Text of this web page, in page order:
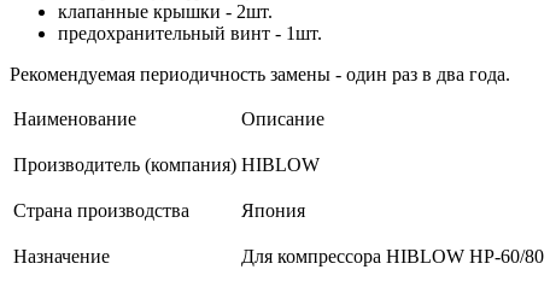
клапанные крышки - 2шт.
предохранительный винт - 1шт.
Рекомендуемая периодичность замены - один раз в два года.
Наименование Описание
Производитель (компания) HIBLOW
Страна производства Япония
Назначение Для компрессора HIBLOW HP-60/80